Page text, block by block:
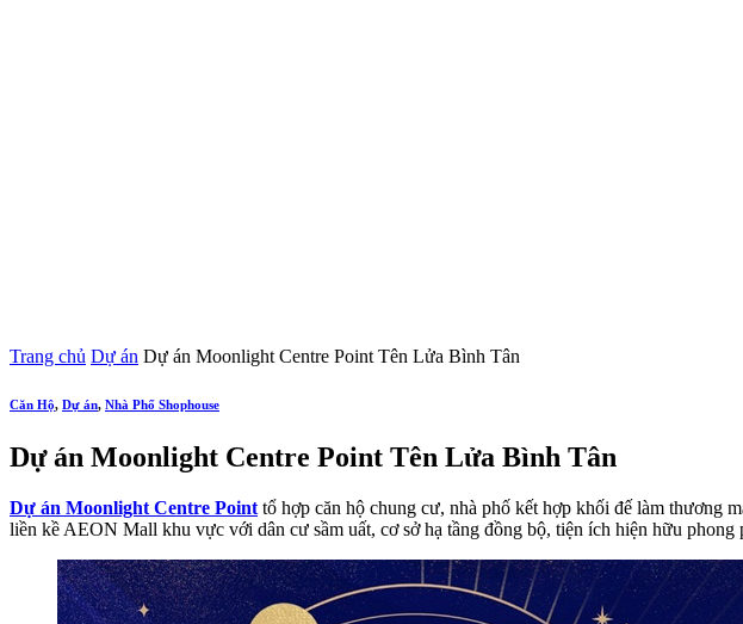
Trang chủ Dự án Dự án Moonlight Centre Point Tên Lửa Bình Tân
Căn Hộ, Dự án, Nhà Phố Shophouse
Dự án Moonlight Centre Point Tên Lửa Bình Tân
Dự án Moonlight Centre Point tổ hợp căn hộ chung cư, nhà phố kết hợp khối đế làm
liền kề AEON Mall khu vực với dân cư sầm uất, cơ sở hạ tầng đồng bộ, tiện ích hiện hữu